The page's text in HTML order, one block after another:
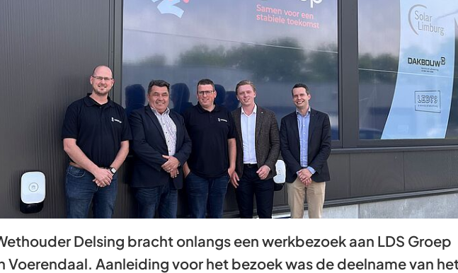
Gebruik
de
enter-
toets
om
een
waarde
te
selecteren.
Delsing bracht onlangs een werkbezoek aan LDS Groep
Voerendaal. Aanleiding voor het bezoek was de deelname van